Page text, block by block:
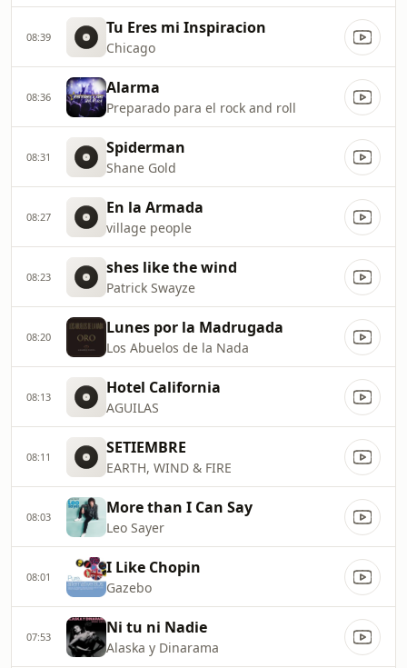
08:39 Tu Eres mi Inspiracion
Chicago
08:36 Alarma
Preparado para el rock and roll
08:31 Spiderman
Shane Gold
08:27 En la Armada
village people
08:23 shes like the wind
Patrick Swayze
08:20 Lunes por la Madrugada
Los Abuelos de la Nada
08:13 Hotel California
AGUILAS
08:11 SETIEMBRE
EARTH, WIND & FIRE
08:03 More than I Can Say
Leo Sayer
08:01 I Like Chopin
Gazebo
07:53 Ni tu ni Nadie
Alaska y Dinarama